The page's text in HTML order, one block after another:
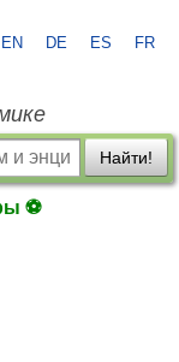
EN DE ES FR
Найти!
⚽